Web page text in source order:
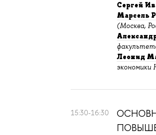
Сергей
Марсель
(Москва,
Леонид
15:30-16:30